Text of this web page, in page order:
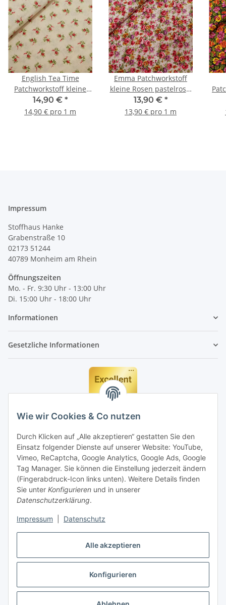
Alle akzeptieren
Konfigurieren
Wie wir Cookies & Co nutzen
Durch Klicken auf „Alle akzeptieren“ gestatten Sie den
Einsatz folgender Dienste auf unserer Website: YouTube,
Vimeo, ReCaptcha, Google Analytics, Google Ads, Google
Tag Manager. Sie können die Einstellung jederzeit ändern
(Fingerabdruck-Icon links unten). Weitere Details finden
Sie unter Konfigurieren und in unserer
Datenschutzerklärung.
Impressum Datenschutz
English Tea Time
Patchworkstoff kleine
Blumen natur, rot, grün
14,90 € *
14,90 € pro 1 m
Emma Patchworkstoff
kleine Rosen pastelrosa,
pink, gelb, grün
13,90 € *
13,90 € pro 1 m
Impressum
Stoffhaus Hanke
Grabenstraße 10
02173 51244
40789 Monheim am Rhein
Öffnungszeiten
Mo. - Fr. 9:30 Uhr - 13:00 Uhr
Di. 15:00 Uhr - 18:00 Uhr
Informationen
Gesetzliche Informationen
* Alle Preise inkl. gesetzlicher MwSt., zzgl.